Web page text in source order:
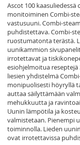
Ascot 100
monitoiminen Combi-
vastusuuni. Combi-
puhdistettava. Combi-
ruostumatonta terästä.
uunikammion
irrotettavat ja
esiohjelmoitua reseptejä
liesien yhdistelmä
monipuolisesti höyryllä
auttaa säilyttämään
mehukkuutta ja
Uunin lämpötila ja
valmistetaan. Pienempi
toiminnolla. Lieden
ovat irrotettavissa